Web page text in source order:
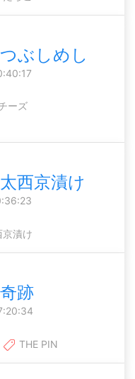
ぶしめし
ーズ
西京漬け
京漬け
跡
THE PIN